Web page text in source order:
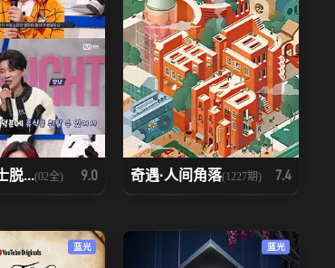
脱...(02全) 9.0 奇遇·人间角落(1227期) 7.4
蓝光 蓝光